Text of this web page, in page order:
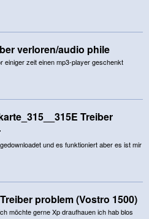
verloren/audio phile
einiger zeit einen mp3-player geschenkt
Treiber
und es funktioniert aber es ist mir
problem (Vostro 1500)
möchte gerne Xp draufhauen ich hab blos